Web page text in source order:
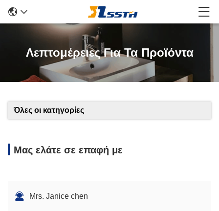
Λεπτομέρειες Για Τα Προϊόντα
Όλες οι κατηγορίες
Μας ελάτε σε επαφή με
Mrs. Janice chen